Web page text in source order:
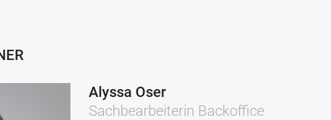
Alyssa Oser
Sachbearbeiterin Backoffice